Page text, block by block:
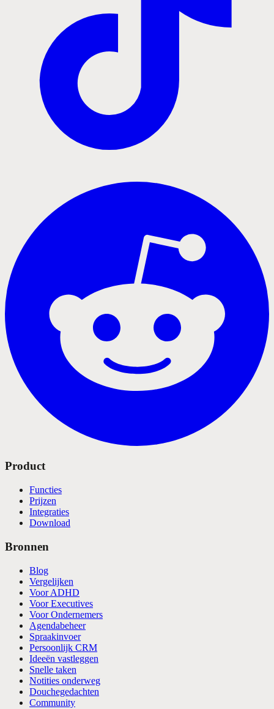
Product
Functies
Prijzen
Integraties
Download
Bronnen
Blog
Vergelijken
Voor ADHD
Voor Executives
Voor Ondernemers
Agendabeheer
Spraakinvoer
Persoonlijk CRM
Ideeën vastleggen
Snelle taken
Notities onderweg
Douchegedachten
Community